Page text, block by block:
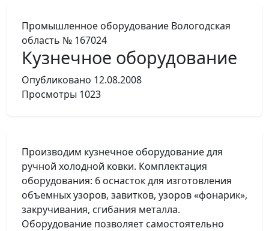
Промышленное оборудование Вологодская
область № 167024
Кузнечное оборудование
Опубликовано 12.08.2008
Просмотры 1023
Производим кузнечное оборудование для
ручной холодной ковки. Комплектация
оборудования: 6 оснасток для изготовления
объемных узоров, завитков, узоров «фонарик»,
закручивания, сгибания металла.
Оборудование позволяет самостоятельно